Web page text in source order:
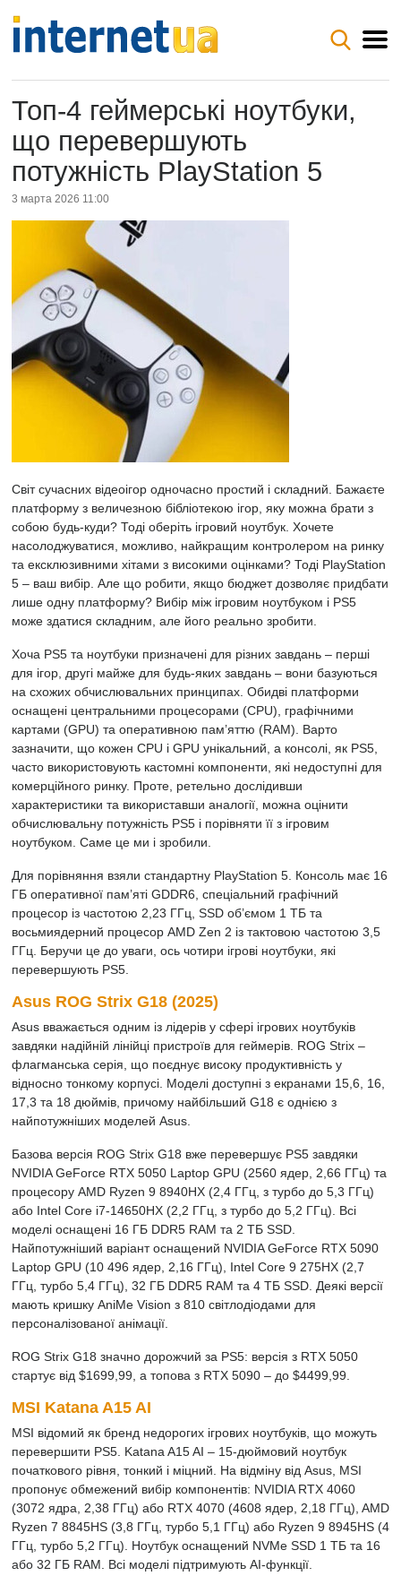
Топ-4 геймерські ноутбуки,
що перевершують
потужність PlayStation 5
3 марта 2026 11:00
Світ сучасних відеоігор одночасно простий і складний. Бажаєте
платформу з величезною бібліотекою ігор, яку можна брати з
собою будь-куди? Тоді оберіть ігровий ноутбук. Хочете
насолоджуватися, можливо, найкращим контролером на ринку
та ексклюзивними хітами з високими оцінками? Тоді PlayStation
5 – ваш вибір. Але що робити, якщо бюджет дозволяє придбати
лише одну платформу? Вибір між ігровим ноутбуком і PS5
може здатися складним, але його реально зробити.
Хоча PS5 та ноутбуки призначені для різних завдань – перші
для ігор, другі майже для будь-яких завдань – вони базуються
на схожих обчислювальних принципах. Обидві платформи
оснащені центральними процесорами (CPU), графічними
картами (GPU) та оперативною пам’яттю (RAM). Варто
зазначити, що кожен CPU і GPU унікальний, а консолі, як PS5,
часто використовують кастомні компоненти, які недоступні для
комерційного ринку. Проте, ретельно дослідивши
характеристики та використавши аналогії, можна оцінити
обчислювальну потужність PS5 і порівняти її з ігровим
ноутбуком. Саме це ми і зробили.
Для порівняння взяли стандартну PlayStation 5. Консоль має 16
ГБ оперативної пам’яті GDDR6, спеціальний графічний
процесор із частотою 2,23 ГГц, SSD об’ємом 1 ТБ та
восьмиядерний процесор AMD Zen 2 із тактовою частотою 3,5
ГГц. Беручи це до уваги, ось чотири ігрові ноутбуки, які
перевершують PS5.
Asus ROG Strix G18 (2025)
Asus вважається одним із лідерів у сфері ігрових ноутбуків
завдяки надійній лінійці пристроїв для геймерів. ROG Strix –
флагманська серія, що поєднує високу продуктивність у
відносно тонкому корпусі. Моделі доступні з екранами 15,6, 16,
17,3 та 18 дюймів, причому найбільший G18 є однією з
найпотужніших моделей Asus.
Базова версія ROG Strix G18 вже перевершує PS5 завдяки
NVIDIA GeForce RTX 5050 Laptop GPU (2560 ядер, 2,66 ГГц) та
процесору AMD Ryzen 9 8940HX (2,4 ГГц, з турбо до 5,3 ГГц)
або Intel Core i7-14650HX (2,2 ГГц, з турбо до 5,2 ГГц). Всі
моделі оснащені 16 ГБ DDR5 RAM та 2 ТБ SSD.
Найпотужніший варіант оснащений NVIDIA GeForce RTX 5090
Laptop GPU (10 496 ядер, 2,16 ГГц), Intel Core 9 275HX (2,7
ГГц, турбо 5,4 ГГц), 32 ГБ DDR5 RAM та 4 ТБ SSD. Деякі версії
мають кришку AniMe Vision з 810 світлодіодами для
персоналізованої анімації.
ROG Strix G18 значно дорожчий за PS5: версія з RTX 5050
стартує від $1699,99, а топова з RTX 5090 – до $4499,99.
MSI Katana A15 AI
MSI відомий як бренд недорогих ігрових ноутбуків, що можуть
перевершити PS5. Katana A15 AI – 15-дюймовий ноутбук
початкового рівня, тонкий і міцний. На відміну від Asus, MSI
пропонує обмежений вибір компонентів: NVIDIA RTX 4060
(3072 ядра, 2,38 ГГц) або RTX 4070 (4608 ядер, 2,18 ГГц), AMD
Ryzen 7 8845HS (3,8 ГГц, турбо 5,1 ГГц) або Ryzen 9 8945HS (4
ГГц, турбо 5,2 ГГц). Ноутбук оснащений NVMe SSD 1 ТБ та 16
або 32 ГБ RAM. Всі моделі підтримують AI-функції.